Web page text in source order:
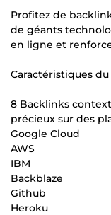
Profitez de
de géants
en ligne et
Caractéristiques du
8 Backlinks
précieux sur des
Google Cloud
AWS
IBM
Backblaze
Github
Heroku